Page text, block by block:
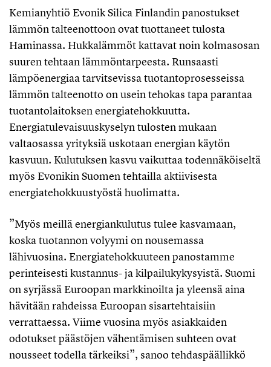
Kemianyhtiö Evonik Silica Finlandin panostukset
lämmön talteenottoon ovat tuottaneet tulosta
Haminassa. Hukkalämmöt kattavat noin kolmasosan
suuren tehtaan lämmöntarpeesta. Runsaasti
lämpöenergiaa tarvitsevissa tuotantoprosesseissa
lämmön talteenotto on usein tehokas tapa parantaa
tuotantolaitoksen energiatehokkuutta.
Energiatulevaisuuskyselyn tulosten mukaan
valtaosassa yrityksiä uskotaan energian käytön
kasvuun. Kulutuksen kasvu vaikuttaa todennäköiseltä
myös Evonikin Suomen tehtailla aktiivisesta
energiatehokkuustyöstä huolimatta.
”Myös meillä energiankulutus tulee kasvamaan,
koska tuotannon volyymi on nousemassa
lähivuosina. Energiatehokkuuteen panostamme
perinteisesti kustannus- ja kilpailukykysyistä. Suomi
on syrjässä Euroopan markkinoilta ja yleensä aina
hävitään rahdeissa Euroopan sisartehtaisiin
verrattaessa. Viime vuosina myös asiakkaiden
odotukset päästöjen vähentämisen suhteen ovat
nousseet todella tärkeiksi”, sanoo tehdaspäällikkö